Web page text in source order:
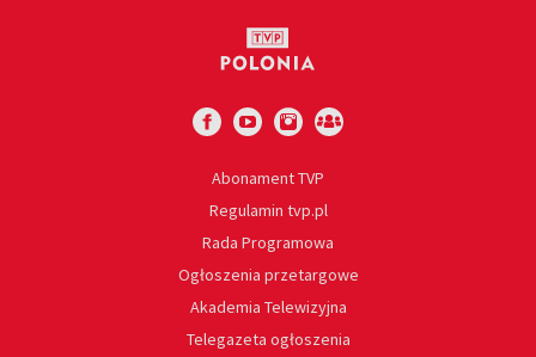
Abonament TVP
Regulamin tvp.pl
Rada Programowa
Ogłoszenia przetargowe
Akademia Telewizyjna
Telegazeta ogłoszenia